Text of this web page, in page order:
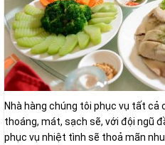
Nhà hàng chúng tôi phục vụ tất cả
thoáng, mát, sạch sẽ, với đội ngũ
phục vụ nhiệt tình sẽ thoả mãn